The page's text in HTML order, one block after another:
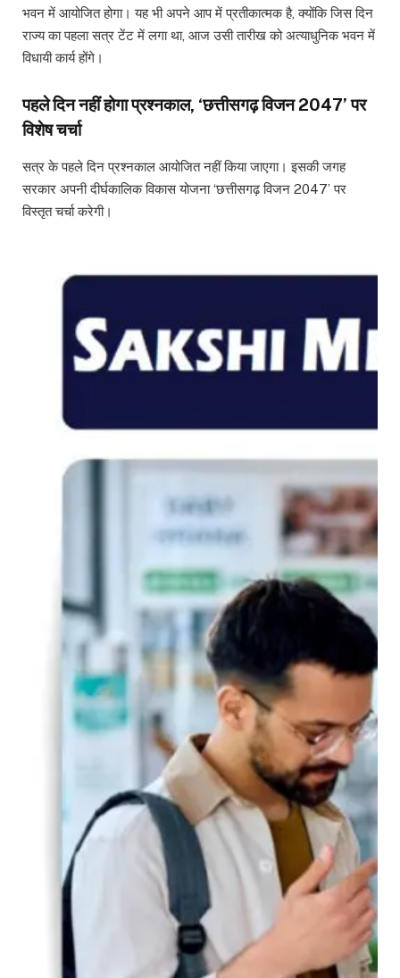
भवन में आयोजित होगा। यह भी अपने आप में प्रतीकात्मक है, क्योंकि जिस दिन
राज्य का पहला सत्र टेंट में लगा था, आज उसी तारीख को अत्याधुनिक भवन में
विधायी कार्य होंगे।
पहले दिन नहीं होगा प्रश्नकाल, ‘छत्तीसगढ़ विजन 2047’ पर
विशेष चर्चा
सत्र के पहले दिन प्रश्नकाल आयोजित नहीं किया जाएगा। इसकी जगह
सरकार अपनी दीर्घकालिक विकास योजना ‘छत्तीसगढ़ विजन 2047’ पर
विस्तृत चर्चा करेगी।